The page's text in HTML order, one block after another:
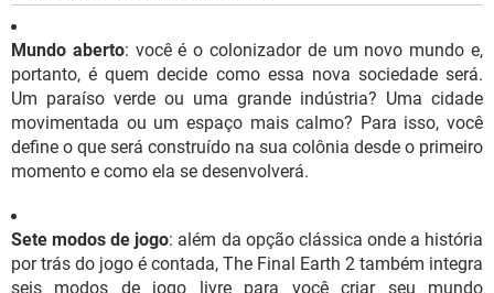
Mundo aberto: você é o colonizador de um novo mundo e,
portanto, é quem decide como essa nova sociedade será.
Um paraíso verde ou uma grande indústria? Uma cidade
movimentada ou um espaço mais calmo? Para isso, você
define o que será construído na sua colônia desde o primeiro
momento e como ela se desenvolverá.
Sete modos de jogo: além da opção clássica onde a história
por trás do jogo é contada, The Final Earth 2 também integra
seis modos de jogo livre para você criar seu mundo